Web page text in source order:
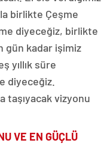
birlikte Çeşme
diyeceğiz, birlikte
gün kadar işimiz
yıllık süre
diyeceğiz.
taşıyacak vizyonu
VE EN GÜÇLÜ